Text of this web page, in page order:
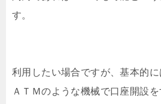
す。
利用したい場合ですが、基本的
ＡＴＭのような機械で口座開設